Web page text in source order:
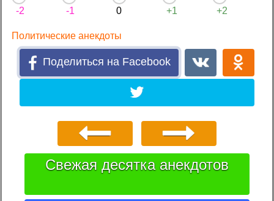
-2 -1 0 +1 +2
Политические анекдоты
Поделиться на Facebook
Свежая десятка анекдотов